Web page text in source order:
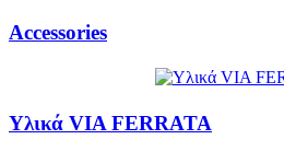
Accessories
Υλικά VIΑ FERRATA